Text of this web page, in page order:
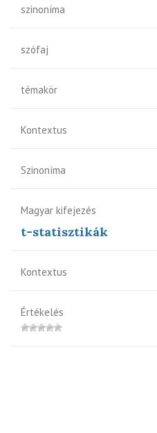
szinoníma
szófaj
témakör
Kontextus
Szinoníma
Magyar kifejezés
t-statisztikák
Kontextus
Értékelés